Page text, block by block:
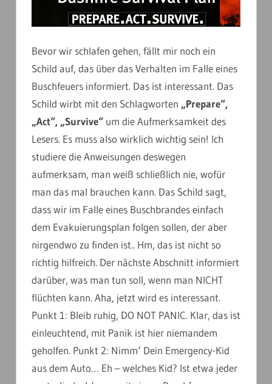
Bevor wir schlafen gehen, fällt mir noch ein
Schild auf, das über das Verhalten im Falle eines
Buschfeuers informiert. Das ist interessant. Das
Schild wirbt mit den Schlagworten „Prepare“,
„Act“, „Survive“ um die Aufmerksamkeit des
Lesers. Es muss also wirklich wichtig sein! Ich
studiere die Anweisungen deswegen
aufmerksam, man weiß schließlich nie, wofür
man das mal brauchen kann. Das Schild sagt,
dass wir im Falle eines Buschbrandes einfach
dem Evakuierungsplan folgen sollen, der aber
nirgendwo zu finden ist.. Hm, das ist nicht so
richtig hilfreich. Der nächste Abschnitt informiert
darüber, was man tun soll, wenn man NICHT
flüchten kann. Aha, jetzt wird es interessant.
Punkt 1: Bleib ruhig, DO NOT PANIC. Klar, das ist
einleuchtend, mit Panik ist hier niemandem
geholfen. Punkt 2: Nimm‘ Dein Emergency-Kid
aus dem Auto… Eh – welches Kid? Ist etwa jeder